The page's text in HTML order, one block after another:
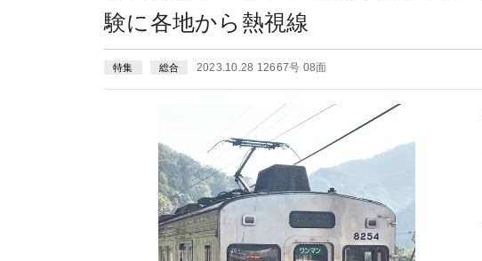
験に各地から熱視線
特集 総合 2023.10.28 12667号 08面